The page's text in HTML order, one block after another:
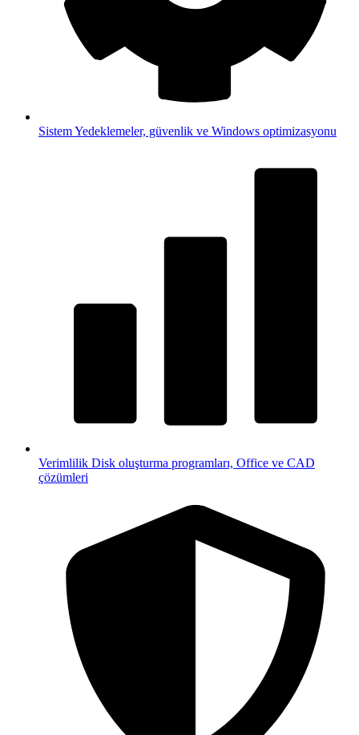
SistemYedeklemeler, güvenlik ve Windows optimizasyonu
Verimlilik Disk oluşturma programları, Office ve CAD
çözümleri